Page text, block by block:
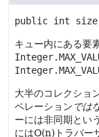
public int size
キュー内にある要
大半のコレクショ
ペレーションでは
ーには非同期とい
にはO(n)トラバー